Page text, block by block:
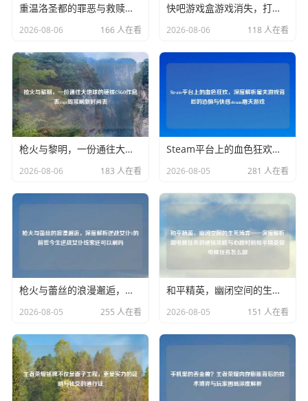
重温洛圣都的罪恶与救赎，Steam平台上GTA 5剧情模式的永恒魅力GTA剧情大合集
2026-08-06 166 人在看
快吧游戏盒游戏消失，打破次元壁的3A新体验何在？
2026-08-06 118 人在看
枪火与黎明，一份通往大地球的硬核CSGO作息表csgo周常刷新时间表
2026-08-06 183 人在看
Steam平台上的血色狂欢，深度解析屠夫游戏背后的恐惧与 steam屠夫游戏
2026-08-05 281 人在看
枪火与蕾丝的浪漫邂逅，深度解析逆战女仆1的前世今生逆战女仆线索还可以刷吗
2026-08-05 255 人在看
和平精英，幽闭空间的生死博弈——深度解析做电梯任务的硬核攻略与心跳时刻和平精英做电梯任务怎么做
2026-08-05 151 人在看